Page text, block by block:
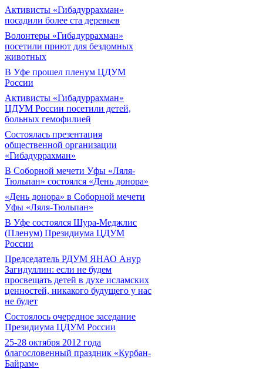
Активисты «Гибадуррахман»
посадили более ста деревьев
Волонтеры «Гибадуррахман»
посетили приют для бездомных
животных
В Уфе прошел пленум ЦДУМ
России
Активисты «Гибадуррахман»
ЦДУМ России посетили детей,
больных гемофилией
Состоялась презентация
общественной организации
«Гибадуррахман»
В Соборной мечети Уфы «Ляля-
Тюльпан» состоялся «День донора»
«День донора» в Соборной мечети
Уфы «Ляля-Тюльпан»
В Уфе состоялся Шура-Меджлис
(Пленум) Президиума ЦДУМ
России
Председатель РДУМ ЯНАО Анур
Загидуллин: если не будем
просвещать детей в духе исламских
ценностей, никакого будущего у нас
не будет
Состоялось очередное заседание
Президиума ЦДУМ России
25-28 октября 2012 года
благословенный праздник «Курбан-
Байрам»